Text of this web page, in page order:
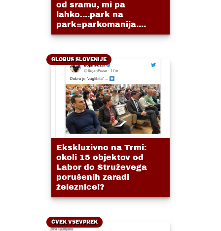
od sramu, mi pa
lahko....park na
park=parkomanija....
GLOBUS SLOVENIJE
Ekskluzivno na Trmi:
okoli 15 objektov od
Labor do Struževega
porušenih zaradi
železnice!?
ČVEK VSEVPREK